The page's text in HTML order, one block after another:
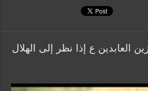
العابدين ع إذا نظر إلى الهلال